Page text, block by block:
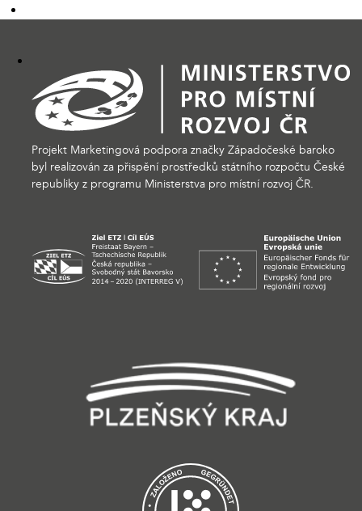
Projekt Marketingová podpora značky Západočeské baroko
byl realizován za přispění prostředků státního rozpočtu České
republiky z programu Ministerstva pro místní rozvoj ČR.